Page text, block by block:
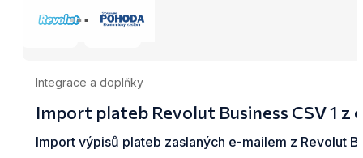
Integrace a doplňky
Import plateb Revolut Business CSV 1 z
Import výpisů plateb zaslaných e-mailem z Revolut